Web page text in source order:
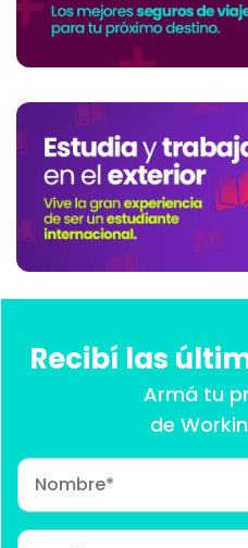
Recibí las
Armá tu
de